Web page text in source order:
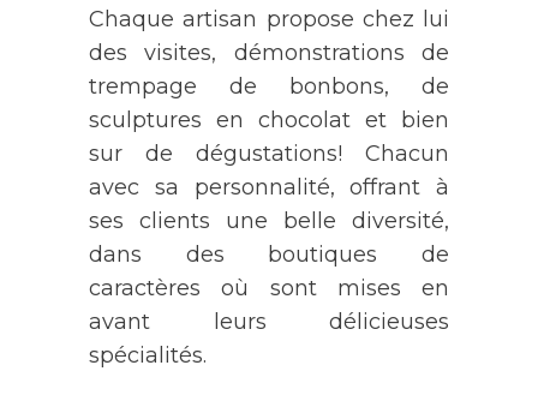
Chaque artisan propose chez lui
des visites, démonstrations de
trempage de bonbons, de
sculptures en chocolat et bien
sur de dégustations! Chacun
avec sa personnalité, offrant à
ses clients une belle diversité,
dans des boutiques de
caractères où sont mises en
avant leurs délicieuses
spécialités.